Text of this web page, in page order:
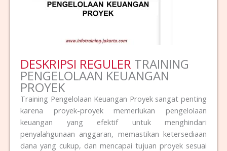
DESKRIPSI REGULER TRAINING
PENGELOLAAN KEUANGAN
PROYEK
Training Pengelolaan Keuangan Proyek sangat penting
karena proyek-proyek memerlukan pengelolaan
keuangan yang efektif untuk menghindari
penyalahgunaan anggaran, memastikan ketersediaan
dana yang cukup, dan mencapai tujuan proyek sesuai